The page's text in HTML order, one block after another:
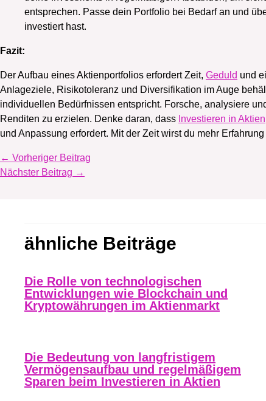
entsprechen. Passe dein Portfolio bei Bedarf an und
investiert hast.
Fazit:
Der Aufbau eines Aktienportfolios erfordert Zeit, Geduld und
Anlageziele, Risikotoleranz und Diversifikation im Auge
individuellen Bedürfnissen entspricht. Forsche, analysiere
Renditen zu erzielen. Denke daran, dass Investieren in Aktien
und Anpassung erfordert. Mit der Zeit wirst du mehr
← Vorheriger Beitrag
Nächster Beitrag →
ähnliche Beiträge
Die Rolle von technologischen
Entwicklungen wie Blockchain und
Kryptowährungen im Aktienmarkt
Die Bedeutung von langfristigem
Vermögensaufbau und regelmäßigem
Sparen beim Investieren in Aktien